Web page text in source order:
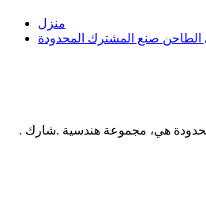
منزل
الطاحن صنع المشترك المحدودة